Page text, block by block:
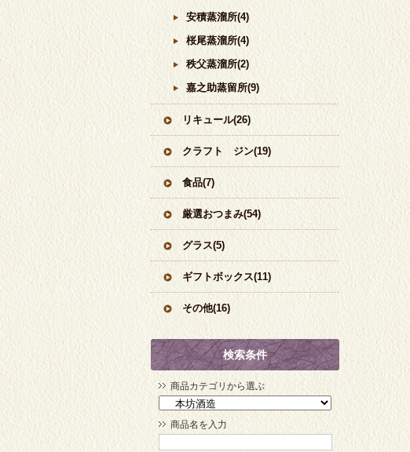
安積蒸溜所(4)
桜尾蒸溜所(4)
秩父蒸溜所(2)
嘉之助蒸留所(9)
リキュール(26)
クラフト ジン(19)
食品(7)
厳選おつまみ(54)
グラス(5)
ギフトボックス(11)
その他(16)
検索条件
商品カテゴリから選ぶ
商品名を入力